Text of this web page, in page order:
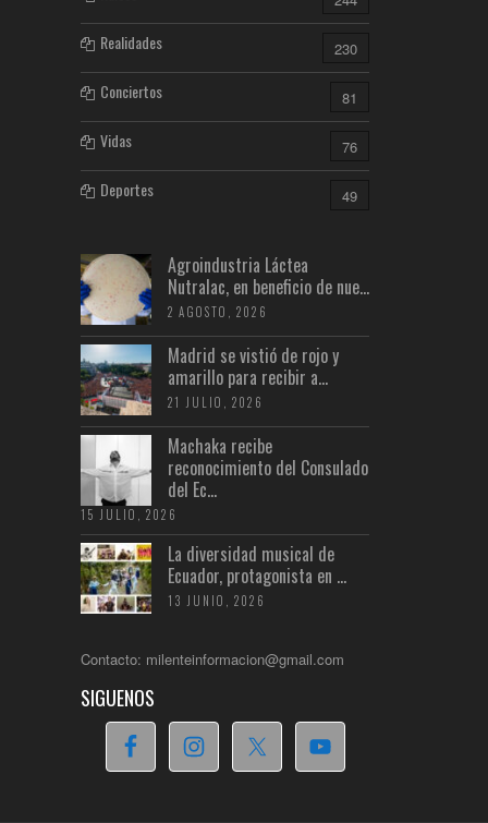
Realidades 230
Conciertos 81
Vidas 76
Deportes 49
Agroindustria Láctea
Nutralac, en beneficio de nue...
2 AGOSTO, 2026
Madrid se vistió de rojo y
amarillo para recibir a...
21 JULIO, 2026
Machaka recibe
reconocimiento del Consulado
del Ec...
15 JULIO, 2026
La diversidad musical de
Ecuador, protagonista en ...
13 JUNIO, 2026
Contacto: milenteinformacion@gmail.com
SIGUENOS